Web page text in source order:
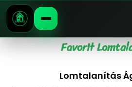
Favorit
Lomtalanítás